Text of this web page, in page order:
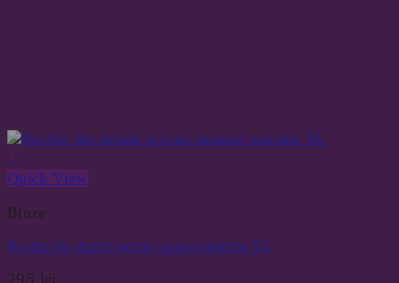
Quick View
Bluze
Rochie din denim pictata manual marime XL
295 lei